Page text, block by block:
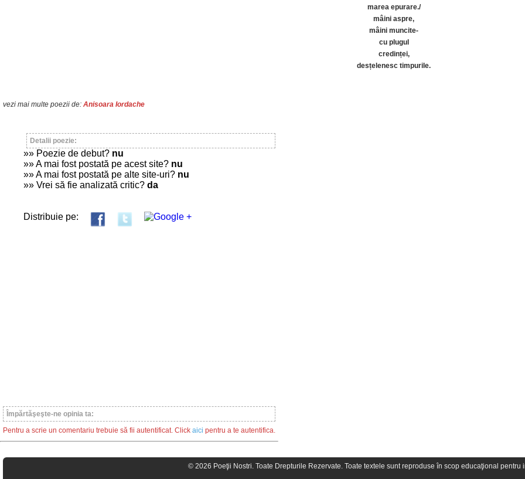
marea epurare./
mâini aspre,
mâini muncite-
cu plugul
credinței,
desțelenesc timpurile.
vezi mai multe poezii de: Anisoara Iordache
Detalii poezie:
»» Poezie de debut? nu
»» A mai fost postată pe acest site? nu
»» A mai fost postată pe alte site-uri? nu
»» Vrei să fie analizată critic? da
Distribuie pe:
Împărtăşeşte-ne opinia ta:
Pentru a scrie un comentariu trebuie să fii autentificat. Click aici pentru a te autentifica.
© 2026 Poeţii Nostri. Toate Drepturile Rezervate. Toate textele sunt reproduse în scop educaţional pentru